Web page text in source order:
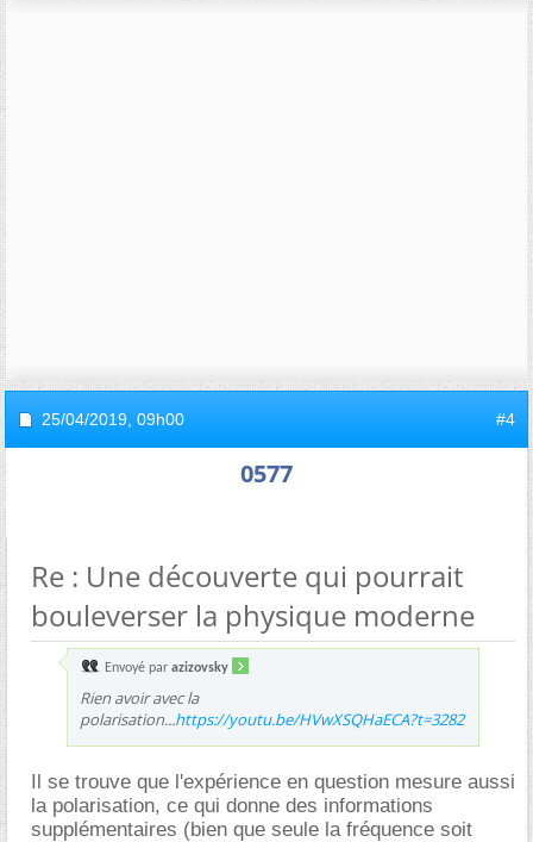
25/04/2019, 09h00 #4
0577
Re : Une découverte qui pourrait
bouleverser la physique moderne
Envoyé par azizovsky
Rien avoir avec la
polarisation...https://youtu.be/HVwXSQHaECA?t=3282
Il se trouve que l'expérience en question mesure aussi
la polarisation, ce qui donne des informations
supplémentaires (bien que seule la fréquence soit